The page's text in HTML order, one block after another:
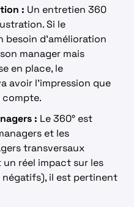
: Un entretien 360
Si le
d’amélioration
manager mais
en place, le
avoir l’impression que
compte.
: Le 360° est
et les
transversaux
réel impact sur les
il est pertinent